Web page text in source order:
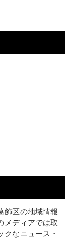
飾区の地域情報
メディアでは取
クなニュース・